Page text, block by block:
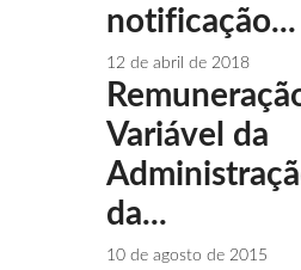
notificação...
12 de abril de 2018
Variável da
da...
10 de agosto de 2015